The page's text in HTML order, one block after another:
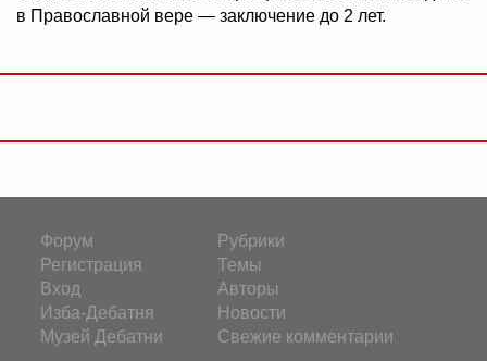
в Православной вере — заключение до 2 лет.
Форум
Регистрация
Вход
Изба-Дебатня
Музей Дебатни
Рубрики
Темы
Авторы
Новости
Свежие комментарии